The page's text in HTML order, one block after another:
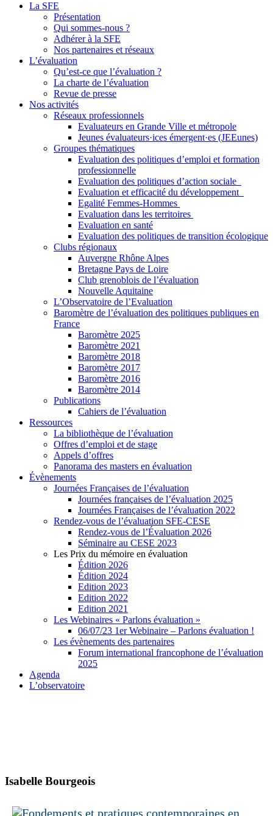
La SFE
Présentation
Qui sommes-nous ?
Adhérer à la SFE
Nos partenaires et réseaux
L’évaluation
Qu’est-ce que l’évaluation ?
La charte de l’évaluation
Revue de presse
Nos activités
Réseaux professionnels
Evaluateurs en Grande Ville et métropole
Jeunes évaluateurs·ices émergent·es (JEEunes)
Groupes thématiques
Evaluation des politiques d’emploi et formation
professionnelle
Evaluation des politiques d’action sociale
Evaluation et efficacité du développement
Egalité Femmes-Hommes
Evaluation dans les territoires
Evaluation en santé
Evaluation des politiques de transition écologique
Clubs régionaux
Auvergne Rhône Alpes
Bretagne Pays de Loire
Club grenoblois de l’évaluation
Nouvelle Aquitaine
L’Observatoire de l’Evaluation
Baromètre de l’évaluation des politiques publiques en
France
Baromètre 2025
Baromètre 2021
Baromètre 2018
Baromètre 2017
Baromètre 2016
Baromètre 2014
Publications
Cahiers de l’évaluation
Ressources
La bibliothèque de l’évaluation
Offres d’emploi et de stage
Appels d’offres
Panorama des masters en évaluation
Évènements
Journées Françaises de l’évaluation
Journées françaises de l’évaluation 2025
Journées Françaises de l’évaluation 2022
Rendez-vous de l’évaluation SFE-CESE
Rendez-vous de l’Évaluation 2026
Séminaire au CESE 2023
Les Prix du mémoire en évaluation
Édition 2026
Édition 2024
Edition 2023
Edition 2022
Edition 2021
Les Webinaires « Parlons évaluation »
06/07/23 1er Webinaire – Parlons évaluation !
Les évènements des partenaires
Forum international francophone de l’évaluation
2025
Agenda
L’observatoire
Isabelle Bourgeois